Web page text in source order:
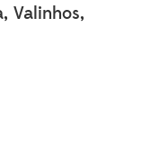
Valinhos,